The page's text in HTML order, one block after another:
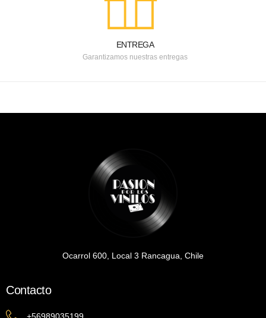
ENTREGA
Garantizamos nuestras entregas
Ocarrol 600, Local 3 Rancagua, Chile
Contacto
+56989035199